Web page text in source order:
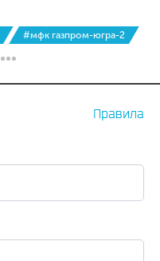
#мфк газпром-югра-2
Правила